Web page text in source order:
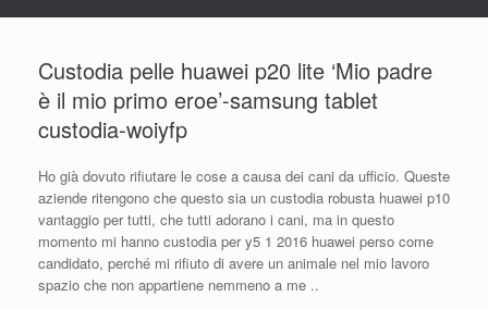
Custodia pelle huawei p20 lite ‘Mio padre
è il mio primo eroe’-samsung tablet
custodia-woiyfp
Ho già dovuto rifiutare le cose a causa dei cani da ufficio. Queste
aziende ritengono che questo sia un custodia robusta huawei p10
vantaggio per tutti, che tutti adorano i cani, ma in questo
momento mi hanno custodia per y5 1 2016 huawei perso come
candidato, perché mi rifiuto di avere un animale nel mio lavoro
spazio che non appartiene nemmeno a me ..